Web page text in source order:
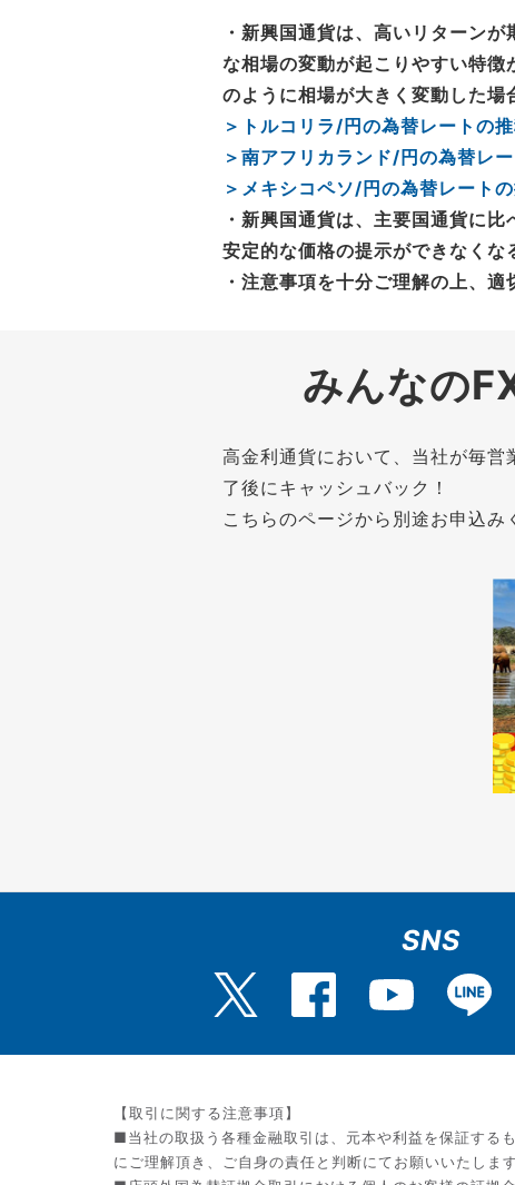
・新興国通貨は、高いリターン
な相場の変動が起こりやすい特
のように相場が大きく変動した場
＞トルコリラ/円の為替レートの
＞南アフリカランド/円の為替レ
＞メキシコペソ/円の為替レート
・新興国通貨は、主要国通貨に
安定的な価格の提示ができなくな
・注意事項を十分ご理解の上、
みんなの
高金利通貨において、当社が毎
了後にキャッシュバック！
こちらのページから別途お申込み
SNS
【取引に関する注意事項】
■当社の取扱う各種金融取引は、元本や利益を保証する
にご理解頂き、ご自身の責任と判断にてお願いいたします